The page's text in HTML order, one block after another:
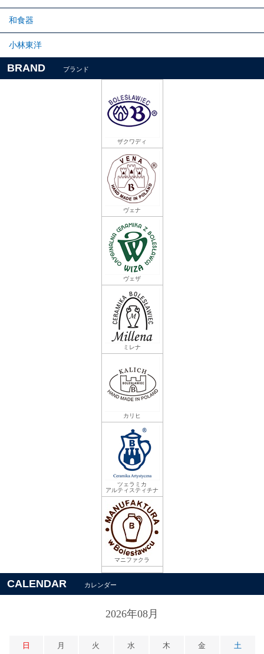
和食器
小林東洋
BRAND ブランド
ザクワディ
ヴェナ
ヴェザ
ミレナ
カリヒ
ツェラミカ
アルティスティチナ
マニファクラ
CALENDAR カレンダー
2026年08月
日 月 火 水 木 金 土